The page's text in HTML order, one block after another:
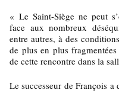
« Le Saint-Siège ne peut
face aux nombreux
entre autres, à des
de plus en plus
de cette rencontre dans la
Le successeur de François